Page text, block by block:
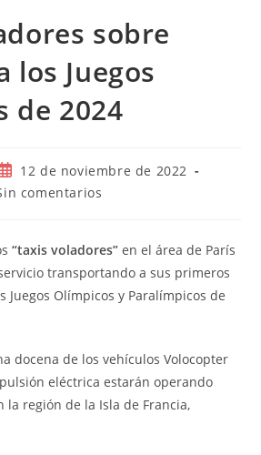
sobre
los Juegos
de 2024
12 de noviembre de 2022
comentarios
“taxis voladores” en el área de París
transportando a sus primeros
Juegos Olímpicos y Paralímpicos de
docena de los vehículos Volocopter
eléctrica estarán operando
la región de la Isla de Francia,